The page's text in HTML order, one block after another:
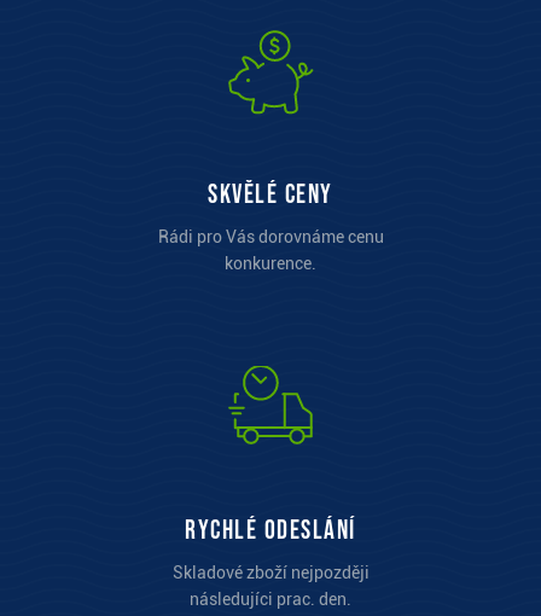
Skvělé ceny
Rádi pro Vás dorovnáme cenu
konkurence.
Rychlé odeslání
Skladové zboží nejpozději
následujíci prac. den.